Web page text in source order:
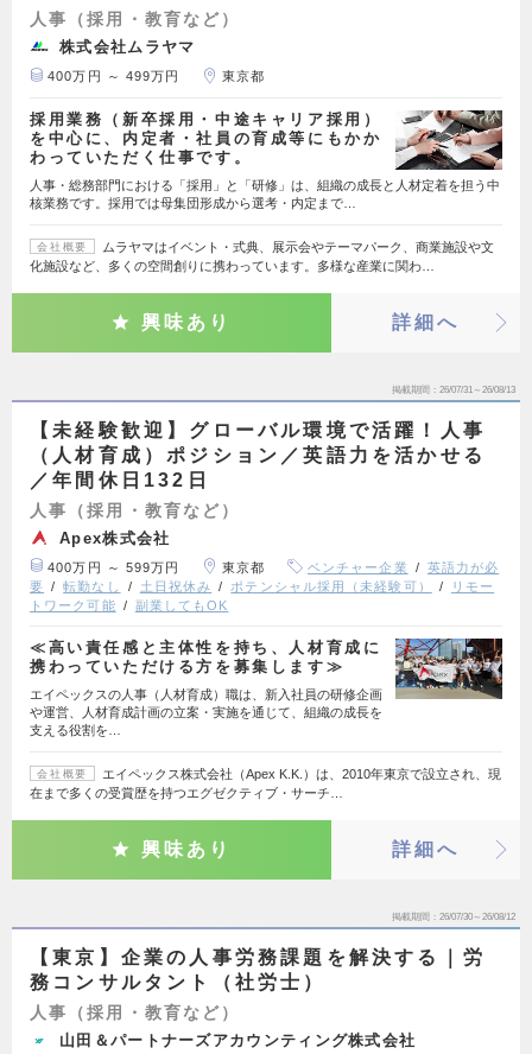
人事（採用・教育など）
株式会社ムラヤマ
400万円 ～ 499万円 東京都
採用業務（新卒採用・中途キャリア採用）
を中心に、内定者・社員の育成等にもかか
わっていただく仕事です。
人事・総務部門における「採用」と「研修」は、組織の成長と人材定着を担う中
核業務です。採用では母集団形成から選考・内定まで…
会社概要
ムラヤマはイベント・式典、展示会やテーマパーク、商業施設や文
化施設など、多くの空間創りに携わっています。多様な産業に関わ…
興味あり 詳細へ
掲載期間 26/07/31～26/08/13
【未経験歓迎】グローバル環境で活躍！人事
（人材育成）ポジション／英語力を活かせる
／年間休日132日
人事（採用・教育など）
Apex株式会社
400万円 ～ 599万円 東京都 ベンチャー企業
英語力が必
要
転勤なし 土日祝休み ポテンシャル採用（未経験可）
リモー
トワーク可能
副業してもOK
≪高い責任感と主体性を持ち、人材育成に
携わっていただける方を募集します≫
エイペックスの人事（人材育成）職は、新入社員の研修企画
や運営、人材育成計画の立案・実施を通じて、組織の成長を
支える役割を…
会社概要
エイペックス株式会社（Apex K.K.）は、2010年東京で設立され、現
在まで多くの受賞歴を持つエグゼクティブ・サーチ…
興味あり 詳細へ
掲載期間 26/07/30～26/08/12
【東京】企業の人事労務課題を解決する｜労
務コンサルタント（社労士）
人事（採用・教育など）
山田＆パートナーズアカウンティング株式会社